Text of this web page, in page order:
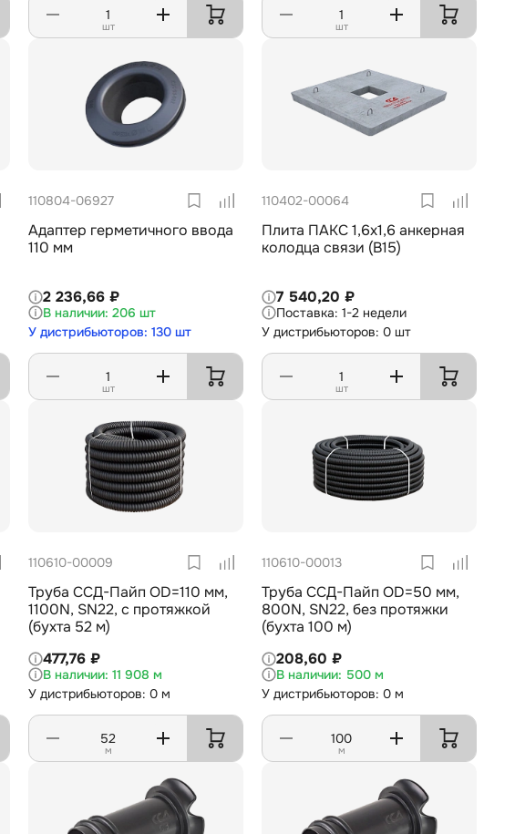
шт шт
110804-06927
Адаптер герметичного ввода
110 мм
2 236,66 ₽
206 шт
У дистрибьюторов: 130 шт
шт
110402-00064
Плита ПАКС 1,6х1,6 анкерная
колодца связи (В15)
7 540,20 ₽
1-2 недели
У дистрибьюторов: 0 шт
шт
110610-00009
Труба ССД-Пайп OD=110 мм,
1100N, SN22, с протяжкой
(бухта 52 м)
477,76 ₽
11 908 м
У дистрибьюторов: 0 м
м
110610-00013
Труба ССД-Пайп OD=50 мм,
800N, SN22, без протяжки
(бухта 100 м)
208,60 ₽
500 м
У дистрибьюторов: 0 м
м